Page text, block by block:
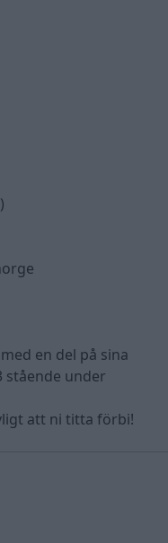
en del på sina
stående under
att ni titta förbi!